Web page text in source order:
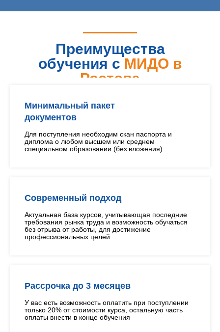
Преимущества
обучения с МИДО в
Ростове
Минимальный пакет
документов
Для поступления необходим скан паспорта и
диплома о любом высшем или среднем
специальном образовании (без вложения)
Современный подход
Актуальная база курсов, учитывающая последние
требования рынка труда и возможность обучаться
без отрыва от работы, для достижение
профессиональных целей
Рассрочка до 3 месяцев
У вас есть возможность оплатить при поступлении
только 20% от стоимости курса, остальную часть
оплаты внести в конце обучения